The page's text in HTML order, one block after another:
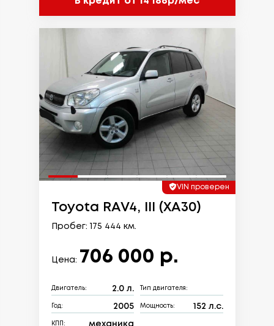
VIN проверен
Toyota RAV4, III (XA30)
Пробег: 175 444 км.
Цена: 706 000 р.
Двигатель: 2.0 л. Тип двигателя:
Год: 2005 Мощность: 152 л.с.
КПП: механика